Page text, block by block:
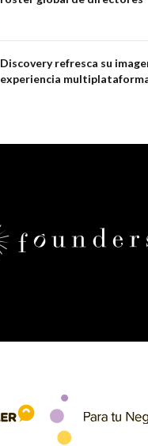
Discovery refresca su
experiencia